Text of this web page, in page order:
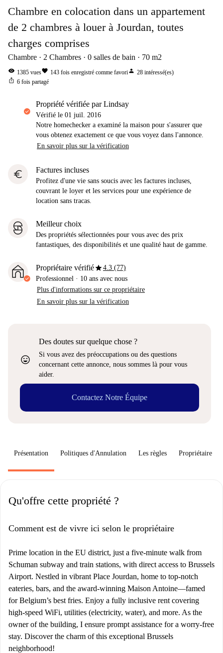
Chambre en colocation dans un appartement
de 2 chambres à louer à Jourdan, toutes
charges comprises
Chambre 2 Chambres 0 salles de bain 70 m2
visibility 1385 vuesfavorite 143 fois enregistré comme favoriperson 28 intéressé(es)
ios_share 6 fois partagé
propriété vérifiée par Lindsay
Vérifié le 01 juil. 2016
Notre homechecker a examiné la maison pour s'assurer que
vous obtenez exactement ce que vous voyez dans l'annonce.
En savoir plus sur la vérification
euro Factures incluses
Profitez d'une vie sans soucis avec les factures incluses,
couvrant le loyer et les services pour une expérience de
location sans tracas.
Meilleur choix
Des propriétés sélectionnées pour vous avec des prix
fantastiques, des disponibilités et une qualité haut de gamme.
Propriétaire vérifiéstar4.3 (77)
Professionnel · 10 ans avec nous
Plus d'informations sur ce propriétaire
En savoir plus sur la vérification
sentiment_very_satisfied
Des doutes sur quelque chose ?
Si vous avez des préoccupations ou des questions
concernant cette annonce, nous sommes là pour vous
aider.
Contactez Notre Équipe
Présentation Politiques d'Annulation Les règles Propriétaire
Qu'offre cette propriété ?
Comment est de vivre ici selon le propriétaire
Prime location in the EU district, just a five-minute walk from
Schuman subway and train stations, with direct access to Brussels
Airport. Nestled in vibrant Place Jourdan, home to top-notch
eateries, bars, and the award-winning Maison Antoine—famed
for Belgium’s best fries. Enjoy a fully inclusive rent covering
high-speed WiFi, utilities (electricity, water), and more. As the
owner of the building, I ensure prompt assistance for a worry-free
stay. Discover the charm of this exceptional Brussels
neighborhood!